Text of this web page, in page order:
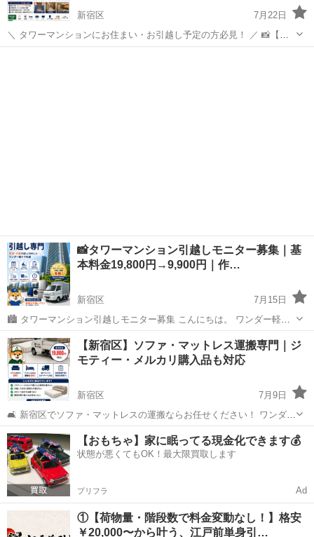
新宿区
7月22日
＼ タワーマンションにお住まい・お引越し予定の方必見！ ／ 📸【写
真協力で基本料金が「半額」になる特別モニター大募集！】 「タワマ
📸タワーマンション引越しモニター募集｜基
本料金19,800円→9,900円｜作…
新宿区
7月15日
🏙️ タワーマンション引越しモニター募集 こんにちは。 ワンダー軽ト
ラ引越です。 現在、タワーマンションでの引越し実績をホームページ
やSNSでご紹介するため、タワーマンション引越しモニターを募集し
ています。 ...
東京 新宿区 引っ越し
【新宿区】ソファ・マットレス運搬専門｜ジ
モティー・メルカリ購入品も対応
新宿区
7月9日
🛋️ 新宿区でソファ・マットレスの運搬ならお任せください！ ワンダー
軽トラ引越では、ソファ・マットレスなど大型家具1点からの運搬に対
応しております。 新宿区は、新宿・西新宿・高田馬場・四谷・神楽
坂・新大久保・早稲...
東京 新宿区 引っ越し メルカリ
【おもちゃ】家に眠ってる現金化できます💰
状態が悪くてもOK！最大限買取します
プリフラ Ad
①【荷物量・階段数で料金変動なし！】格安
￥20,000〜から叶う、江戸前単身引…